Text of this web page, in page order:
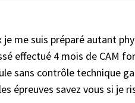
me suis préparé autant
effectué 4 mois de
sans contrôle technique
savez vous si je